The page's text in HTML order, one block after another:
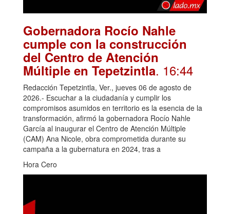
Gobernadora Rocío Nahle
cumple con la construcción
del Centro de Atención
Múltiple en Tepetzintla. 16:44
Redacción Tepetzintla, Ver., jueves 06 de agosto de
2026.- Escuchar a la ciudadanía y cumplir los
compromisos asumidos en territorio es la esencia de la
transformación, afirmó la gobernadora Rocío Nahle
García al inaugurar el Centro de Atención Múltiple
(CAM) Ana Nicole, obra comprometida durante su
campaña a la gubernatura en 2024, tras a
Hora Cero